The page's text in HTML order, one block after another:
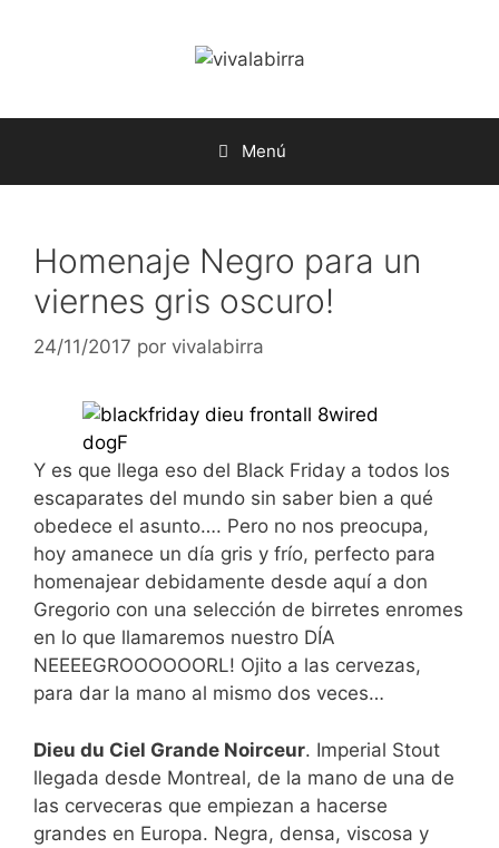
Menú
Homenaje Negro para un
viernes gris oscuro!
24/11/2017 por vivalabirra
Y es que llega eso del Black Friday a todos los
escaparates del mundo sin saber bien a qué
obedece el asunto…. Pero no nos preocupa,
hoy amanece un día gris y frío, perfecto para
homenajear debidamente desde aquí a don
Gregorio con una selección de birretes enromes
en lo que llamaremos nuestro DÍA
NEEEEGROOOOOORL! Ojito a las cervezas,
para dar la mano al mismo dos veces…
Dieu du Ciel Grande Noirceur. Imperial Stout
llegada desde Montreal, de la mano de una de
las cerveceras que empiezan a hacerse
grandes en Europa. Negra, densa, viscosa y